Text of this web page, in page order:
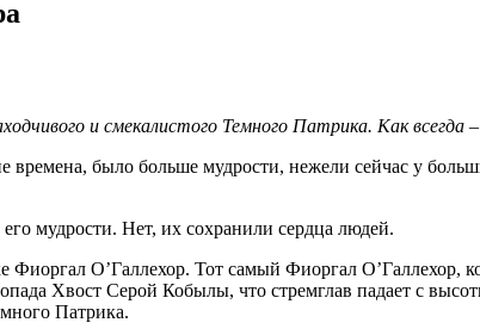
и смекалистого Темного Патрика. Как всегда
было больше мудрости, нежели сейчас у
мудрости. Нет, их сохранили сердца людей.
Фиоргал О’Галлехор. Тот самый Фиоргал
Хвост Серой Кобылы, что стремглав падает с
Патрика.